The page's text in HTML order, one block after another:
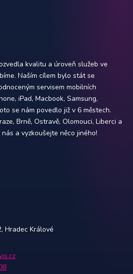
kvalitu a úroveň služeb ve
Naším cílem bylo stát se
servisem mobilních
iPad, Macbook, Samsung,
se nám povedlo již v 6 městech.
Brně, Ostravě, Olomouci, Liberci a
a vyzkoušejte něco jiného!
Hradec Králové